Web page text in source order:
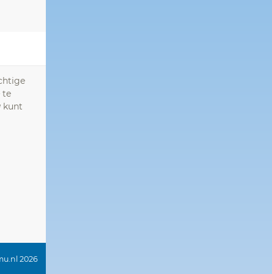
te
kunt
2026